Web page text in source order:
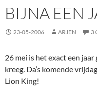
BIJNA EEN
23-05-2006 ARJEN 3
26 mei is het exact een
kreeg. Da’s komende
Lion King!